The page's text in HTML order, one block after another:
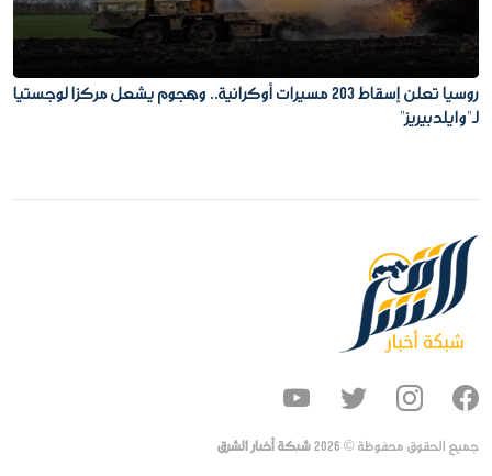
روسيا تعلن إسقاط 203 مسيرات أوكرانية.. وهجوم يشعل مركزا لوجستيا
لـ"وايلدبيريز"
جميع الحقوق محفوظة © 2026شبكة أخبار الشرق